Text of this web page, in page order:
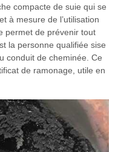
compacte de suie qui se
à mesure de l’utilisation
permet de prévenir tout
la personne qualifiée sise
conduit de cheminée. Ce
de ramonage, utile en